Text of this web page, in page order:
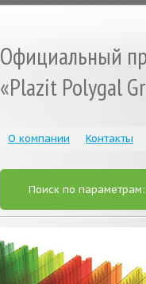
Официальный
«Plazit Polygal
О компании Контакты
Поиск по